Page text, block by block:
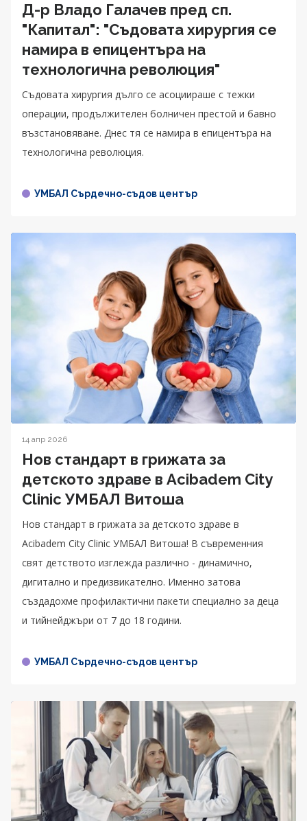
Д-р Владо Галачев пред сп.
"Капитал": "Съдовата хирургия се
намира в епицентъра на
технологична революция"
Съдовата хирургия дълго се асоциираше с тежки
операции, продължителен болничен престой и бавно
възстановяване. Днес тя се намира в епицентъра на
технологична революция.
УМБАЛ Сърдечно-съдов център
14 апр 2026
Нов стандарт в грижата за
детското здраве в Acibadem City
Clinic УМБАЛ Витоша
Нов стандарт в грижата за детското здраве в
Acibadem City Clinic УМБАЛ Витоша! В съвременния
свят детството изглежда различно - динамично,
дигитално и предизвикателно. Именно затова
създадохме профилактични пакети специално за деца
и тийнейджъри от 7 до 18 години.
УМБАЛ Сърдечно-съдов център